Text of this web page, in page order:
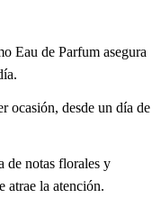
Eau de Parfum asegura
ocasión, desde un día de
de notas florales y
atrae la atención.